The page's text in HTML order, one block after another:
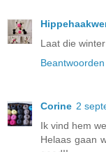
Laat die
Beantwoorden
Corine 2
Ik vind hem
Helaas gaan